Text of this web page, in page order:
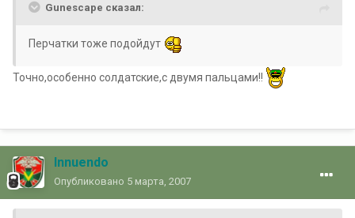
Gunescape сказал:
Перчатки тоже подойдут
Точно,особенно солдатские,с двумя пальцами!!
Innuendo
Опубликовано 5 марта, 2007